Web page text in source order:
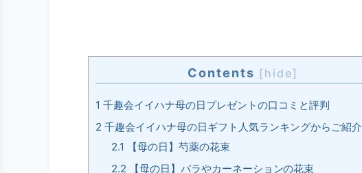
Contents [ hide]
1 千趣会イイハナ母の日プレゼントの口コミと評判
2 千趣会イイハナ母の日ギフト人気ランキングからご紹介
2.1 【母の日】芍薬の花束
2.2 【母の日】バラやカーネーションの花束